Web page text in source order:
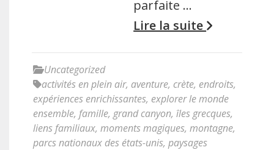
parfaite …
Lire la suite
Uncategorized
activités en plein air, aventure, crète, endroits,
expériences enrichissantes, explorer le monde
ensemble, famille, grand canyon, îles grecques,
liens familiaux, moments magiques, montagne,
parcs nationaux des états-unis, paysages